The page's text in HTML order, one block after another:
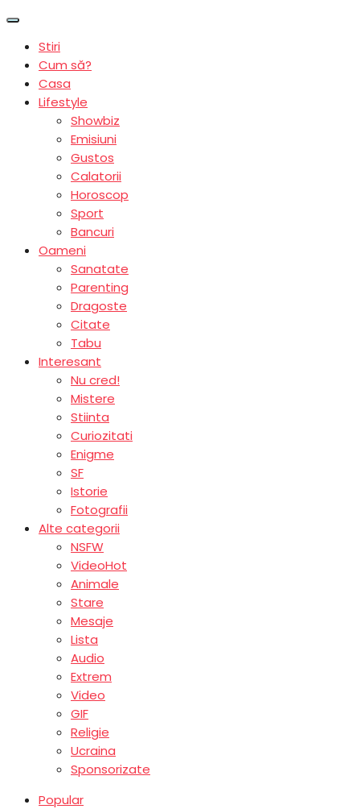
Stiri
Cum să?
Casa
Lifestyle
Showbiz
Emisiuni
Gustos
Calatorii
Horoscop
Sport
Bancuri
Oameni
Sanatate
Parenting
Dragoste
Citate
Tabu
Interesant
Nu cred!
Mistere
Stiinta
Curiozitati
Enigme
SF
Istorie
Fotografii
Alte categorii
NSFW
VideoHot
Animale
Stare
Mesaje
Lista
Audio
Extrem
Video
GIF
Religie
Ucraina
Sponsorizate
Popular